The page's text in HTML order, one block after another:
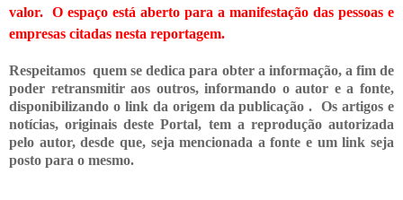
valor. O espaço está aberto para a manifestação das pessoas e
empresas citadas nesta reportagem.
Respeitamos quem se dedica para obter a informação, a fim de
poder retransmitiraos outros, informando oautor e a fonte,
disponibilizando o link da origem da publicação .Os artigos e
notícias, originais deste Portal, tem a reprodução autorizada
pelo autor, desde que, seja mencionada a fonte e um link seja
posto para o mesmo.